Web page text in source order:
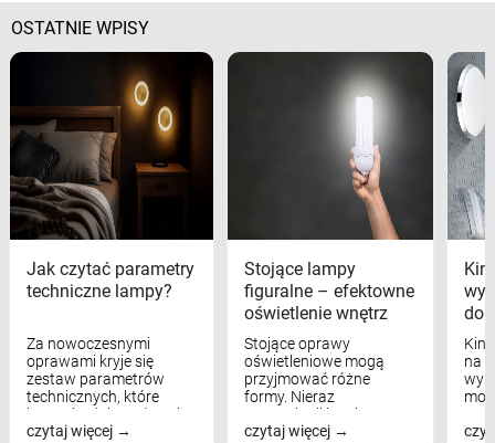
OSTATNIE WPISY
Jak czytać parametry
techniczne lampy?
Za nowoczesnymi
oprawami kryje się
zestaw parametrów
technicznych, które
bezpośrednio wpływają
na komfort widzenia,
czytaj więcej
Stojące lampy
figuralne – efektowne
oświetlenie wnętrz
Stojące oprawy
oświetleniowe mogą
przyjmować różne
formy. Nieraz
wspominaliśmy już
modele na łukowych
czytaj więcej
na